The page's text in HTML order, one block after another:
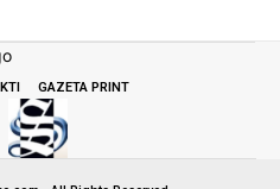
GAZETA PRINT